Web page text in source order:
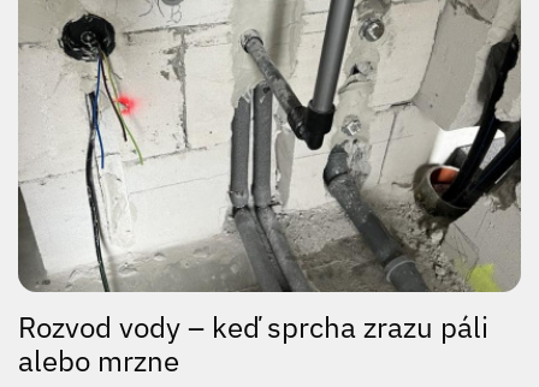
Rozvod vody – keď sprcha zrazu páli
alebo mrzne